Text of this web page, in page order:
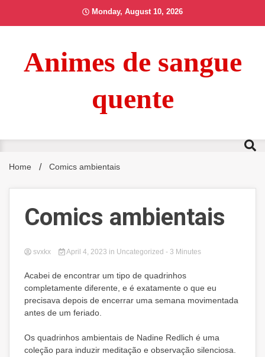
Monday, August 10, 2026
Animes de sangue
quente
Home Comics ambientais
Comics ambientais
svxkx April 4, 2023 in Uncategorized - 3 Minutes
Acabei de encontrar um tipo de quadrinhos
completamente diferente, e é exatamente o que eu
precisava depois de encerrar uma semana movimentada
antes de um feriado.
Os quadrinhos ambientais de Nadine Redlich é uma
coleção para induzir meditação e observação silenciosa.